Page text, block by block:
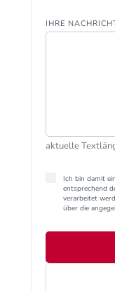
IHRE
aktuelle
Ich bin damit
entsprechend
verarbeitet
über die